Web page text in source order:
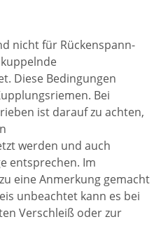
nicht für Rückenspann-
Diese Bedingungen
Bei
ist darauf zu achten,
werden und auch
entsprechen. Im
eine Anmerkung gemacht
unbeachtet kann es bei
Verschleiß oder zur